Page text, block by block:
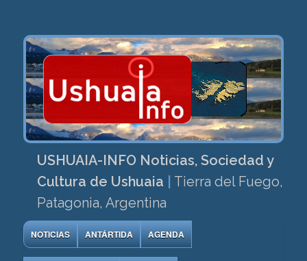
USHUAIA-INFO Noticias, Sociedad y
Cultura de Ushuaia
Tierra del Fuego,
Patagonia, Argentina
NOTICIAS ANTÁRTIDA AGENDA